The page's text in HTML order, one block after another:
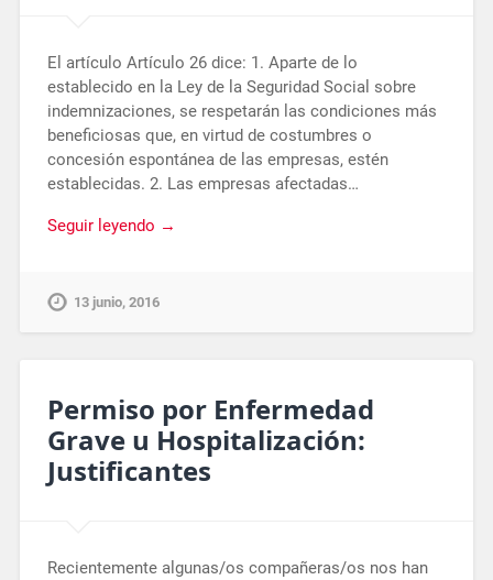
El artículo Artículo 26 dice: 1. Aparte de lo
establecido en la Ley de la Seguridad Social sobre
indemnizaciones, se respetarán las condiciones más
beneficiosas que, en virtud de costumbres o
concesión espontánea de las empresas, estén
establecidas. 2. Las empresas afectadas…
Seguir leyendo →
13 junio, 2016
Permiso por Enfermedad
Grave u Hospitalización:
Justificantes
Recientemente algunas/os compañeras/os nos han